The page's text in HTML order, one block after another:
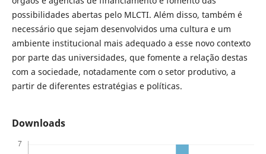
possibilidades abertas pelo MLCTI. Além disso, também é
necessário que sejam desenvolvidos uma cultura e um
ambiente institucional mais adequado a esse novo contexto
por parte das universidades, que fomente a relação destas
com a sociedade, notadamente com o setor produtivo, a
partir de diferentes estratégias e políticas.
Downloads